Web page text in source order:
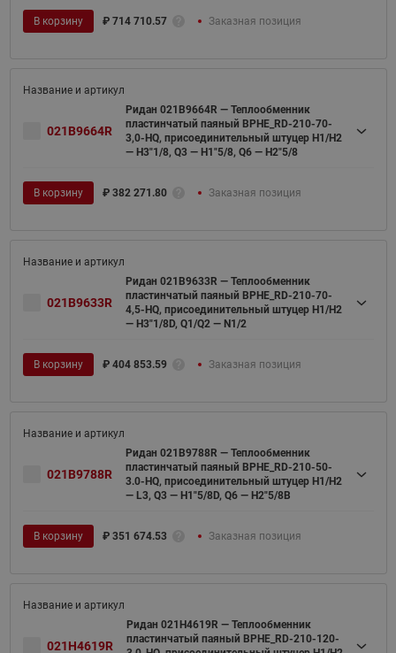
В корзину ₽ 714 710.57 Заказная позиция
021B9664R
Ридан 021B9664R — Теплообменник
пластинчатый паяный BPHE_RD-210-70-
3,0-HQ, присоединительный штуцер H1/H2
— H3"1/8, Q3 — H1"5/8, Q6 — H2"5/8
В корзину ₽ 382 271.80 Заказная позиция
021B9633R
Ридан 021B9633R — Теплообменник
пластинчатый паяный BPHE_RD-210-70-
4,5-HQ, присоединительный штуцер H1/H2
— H3"1/8D, Q1/Q2 — N1/2
В корзину ₽ 404 853.59 Заказная позиция
021B9788R
Ридан 021B9788R — Теплообменник
пластинчатый паяный BPHE_RD-210-50-
3.0-HQ, присоединительный штуцер H1/H2
— L3, Q3 — H1"5/8D, Q6 — H2"5/8B
В корзину ₽ 351 674.53 Заказная позиция
021H4619R
Ридан 021H4619R — Теплообменник
пластинчатый паяный BPHE_RD-210-120-